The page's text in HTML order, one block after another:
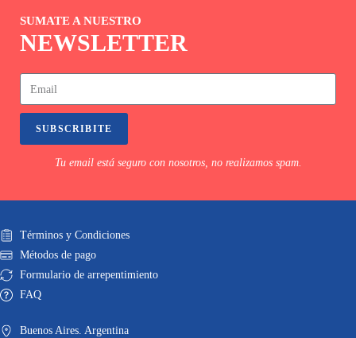
SUMATE A NUESTRO
NEWSLETTER
SUBSCRIBITE
Tu email está seguro con nosotros, no realizamos spam.
Términos y Condiciones
Métodos de pago
Formulario de arrepentimiento
FAQ
Buenos Aires. Argentina